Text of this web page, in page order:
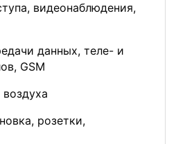
видеонаблюдения,
данных, теле- и
GSM
розетки,